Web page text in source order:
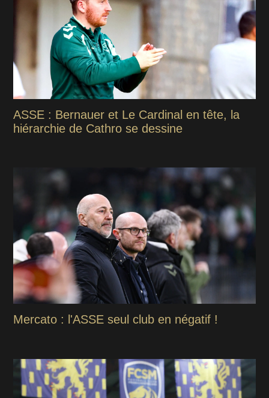
ASSE : Bernauer et Le Cardinal en tête, la
hiérarchie de Cathro se dessine
Mercato : l'ASSE seul club en négatif !